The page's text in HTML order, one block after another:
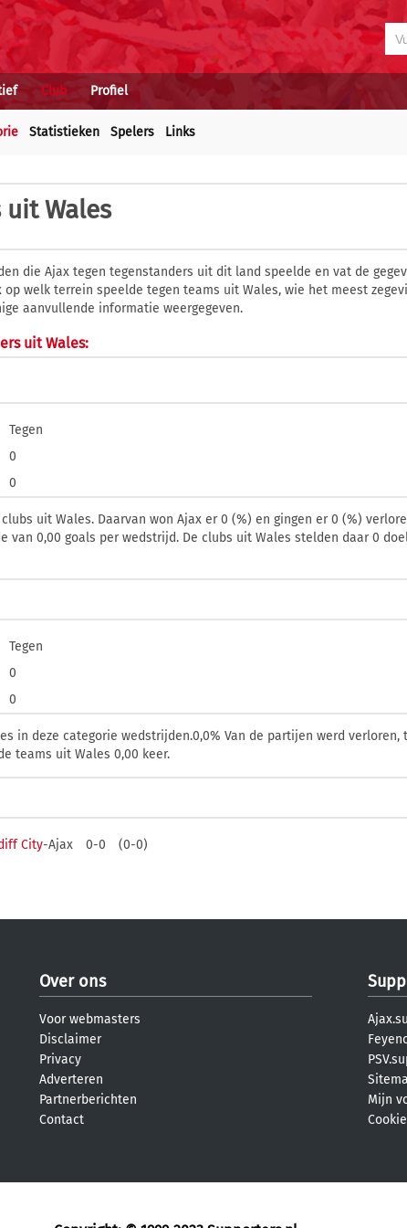
Club Profiel
Statistieken Spelers Links
uit Wales
die Ajax tegen tegenstanders uit dit land speelde en vat de
welk terrein speelde tegen teams uit Wales, wie het meest
aanvullende informatie weergegeven.
uit Wales:
Tegen
0
0
uit Wales. Daarvan won Ajax er 0 (%) en gingen er 0 (%)
van 0,00 goals per wedstrijd. De clubs uit Wales stelden daar 0
Tegen
0
0
in deze categorie wedstrijden.0,0% Van de partijen werd
teams uit Wales 0,00 keer.
City-Ajax 0-0 (0-0)
Over ons
Voor webmasters
Disclaimer
Privacy
Adverteren
Partnerberichten
Contact
Mijn